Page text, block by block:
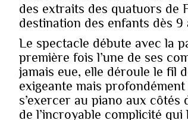
des extraits des quatuors de
destination des enfants dès
Le spectacle débute avec la
première fois l’une de ses
jamais eue, elle déroule le fil
exigeante mais
s’exercer au piano aux
de l’incroyable complicité